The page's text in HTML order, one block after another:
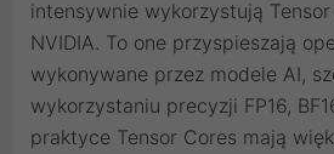
intensywnie wykorzystują
NVIDIA. To one przyspieszają
wykonywane przez modele AI,
wykorzystaniu precyzji FP16,
praktyce Tensor Cores mają